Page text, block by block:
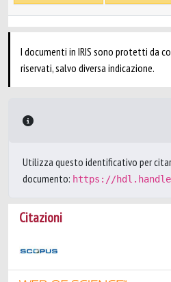
I documenti in IRIS sono protetti da
riservati, salvo diversa indicazione.
Utilizza questo identificativo per
documento: https://
Citazioni